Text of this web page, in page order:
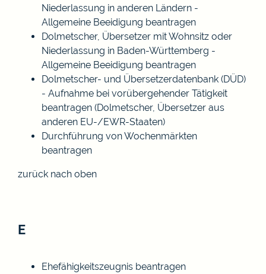
Niederlassung in anderen Ländern -
Allgemeine Beeidigung beantragen
Dolmetscher, Übersetzer mit Wohnsitz oder
Niederlassung in Baden-Württemberg -
Allgemeine Beeidigung beantragen
Dolmetscher- und Übersetzerdatenbank (DÜD)
- Aufnahme bei vorübergehender Tätigkeit
beantragen (Dolmetscher, Übersetzer aus
anderen EU-/EWR-Staaten)
Durchführung von Wochenmärkten
beantragen
zurück nach oben
E
Ehefähigkeitszeugnis beantragen